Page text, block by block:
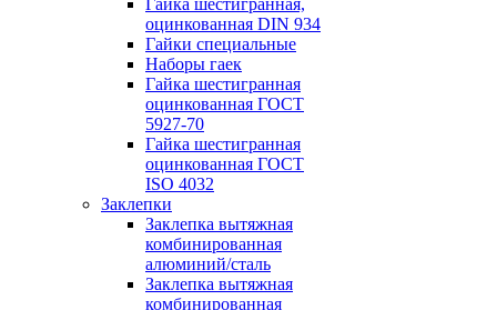
Гайка шестигранная,
оцинкованная DIN 934
Гайки специальные
Наборы гаек
Гайка шестигранная
оцинкованная ГОСТ
5927-70
Гайка шестигранная
оцинкованная ГОСТ
ISO 4032
Заклепки
Заклепка вытяжная
комбинированная
алюминий/сталь
Заклепка вытяжная
комбинированная